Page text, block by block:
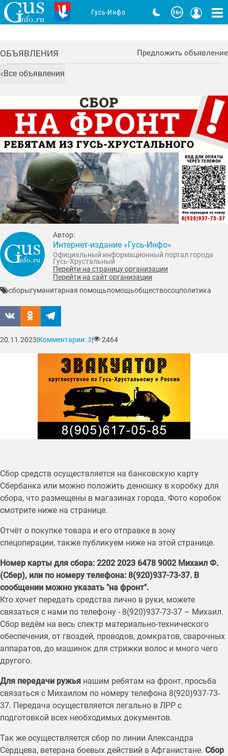
ОБЪЯВЛЕНИЯ Предложить объявление
Все объявления
Сбор средств осуществляется на банковскую карту
Сбербанка или можно положить денюшку в коробку для
сбора, что размещены в магазинах города. Фото коробок
смотрите ниже на странице.
Отчёт о покупке товара и его отправке в зону
спецоперации, также публикуем ниже на этой странице.
Номер карты для сбора: 2202 2023 6478 9002 Михаил Ф.
(Сбер), или по номеру телефона: 8(920)937-73-37. В
сообщении можно указать "на фронт".
Кто хочет передать средства лично в руки, можете
связаться с нами по телефону - 8(920)937-73-37 – Михаил.
Сбор ведём на весь спектр материально-технического
обеспечения, от гвоздей, проводов, домкратов, сварочных
аппаратов, до машинок для стрижки волос и много чего
другого.
Для передачи ружья нашим ребятам на фронт, просьба
связаться с Михаилом по номеру телефона 8(920)937-73-
37. Передача осуществляется легально в ЛРР с
подготовкой всех необходимых документов.
Так же осуществляется сбор по линии Александра
Сердцева, ветерана боевых действий в Афганистане. Сбор
Автор:
Интернет-издание «Гусь-Инфо»
Официальный информационный портал города
Гусь-Хрустальный
Перейти на страницу организации
Перейти на сайт организации
сборыгуманитарная помощьпомощьобществосоцполитика
20.11.2023|Комментарии:3| 2464
Гусь-Инфо